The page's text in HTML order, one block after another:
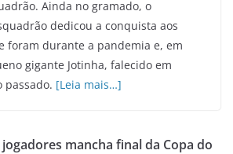
Ainda no gramado, o
dedicou a conquista aos
foram durante a pandemia e, em
gigante Jotinha, falecido em
passado. [Leia mais…]
mancha final da Copa do